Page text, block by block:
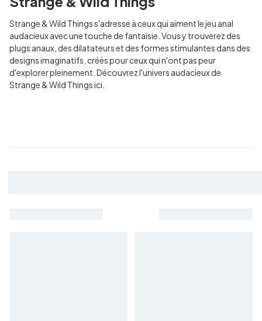
Strange & Wild Things s'adresse à ceux qui aiment le jeu anal
audacieux avec une touche de fantaisie. Vous y trouverez des
plugs anaux, des dilatateurs et des formes stimulantes dans des
designs imaginatifs, créés pour ceux qui n'ont pas peur
d'explorer pleinement. Découvrez l'univers audacieux de
Strange & Wild Things ici.